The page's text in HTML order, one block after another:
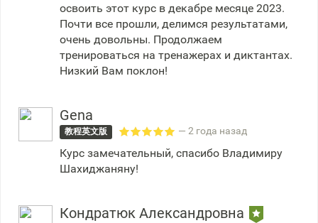
освоить этот курс в декабре месяце 2023.
Почти все прошли, делимся результатами,
очень довольны. Продолжаем
тренироваться на тренажерах и диктантах.
Низкий Вам поклон!
Gena
教程英文版 — 2 года назад
Курс замечательный, спасибо Владимиру
Шахиджаняну!
Кондратюк Александровна